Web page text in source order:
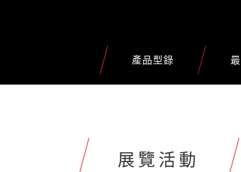
產品型錄
展覽活動